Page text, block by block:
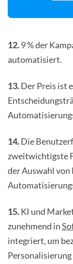
12.9 % der
automatisiert.
13.Der Preis ist
14.Die
zweitwichtigste
der Auswahl
15.KI und
zunehmend in
integriert, um
Personalisierung